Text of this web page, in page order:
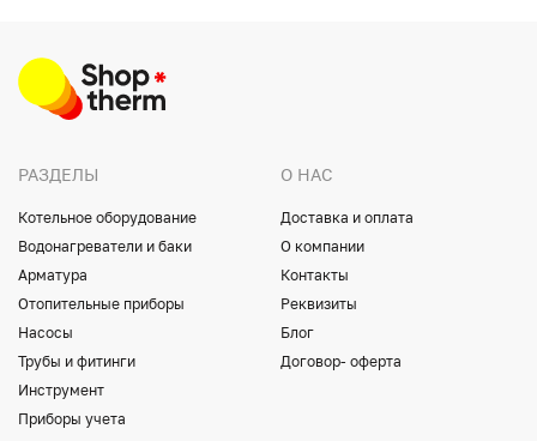
РАЗДЕЛЫ
Котельное оборудование
Водонагреватели и баки
Арматура
Отопительные приборы
Насосы
Трубы и фитинги
Инструмент
Приборы учета
О НАС
Доставка и оплата
О компании
Контакты
Реквизиты
Блог
Договор- оферта